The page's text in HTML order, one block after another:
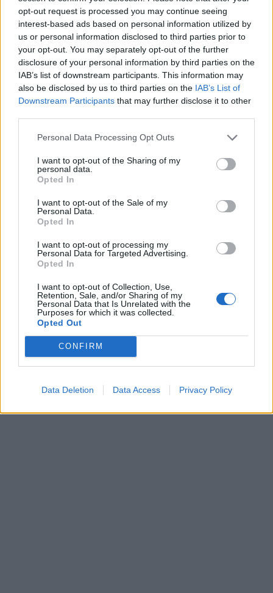
opt-out request is processed you may continue seeing
interest-based ads based on personal information utilized by
us or personal information disclosed to third parties prior to
your opt-out. You may separately opt-out of the further
disclosure of your personal information by third parties on the
IAB’s list of downstream participants. This information may
also be disclosed by us to third parties on the IAB’s List of
Downstream Participants that may further disclose it to other
Personal Data Processing Opt Outs
I want to opt-out of the Sharing of my
personal data.
Opted In
I want to opt-out of the Sale of my
Personal Data.
Opted In
I want to opt-out of processing my
Personal Data for Targeted Advertising.
Opted In
I want to opt-out of Collection, Use,
Retention, Sale, and/or Sharing of my
Personal Data that Is Unrelated with the
Purposes for which it was collected.
Opted Out
CONFIRM
Data Deletion Data Access Privacy Policy